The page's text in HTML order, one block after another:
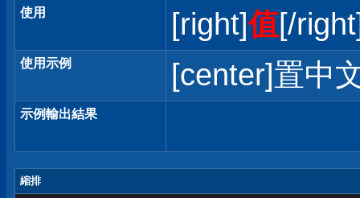
使用 [right]值[/
使用示例 [center]置中
示例輸出結果
縮排